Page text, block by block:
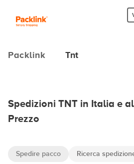
Packlink Tnt
Spedizioni TNT in Italia e
Prezzo
Spedire pacco Ricerca